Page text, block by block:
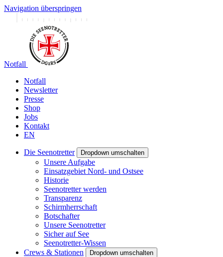
Navigation überspringen
Notfall
Notfall
Newsletter
Presse
Shop
Jobs
Kontakt
EN
Die Seenotretter Dropdown umschalten
Unsere Aufgabe
Einsatzgebiet Nord- und Ostsee
Historie
Seenotretter werden
Transparenz
Schirmherrschaft
Botschafter
Unsere Seenotretter
Sicher auf See
Seenotretter-Wissen
Crews & Stationen
Dropdown umschalten